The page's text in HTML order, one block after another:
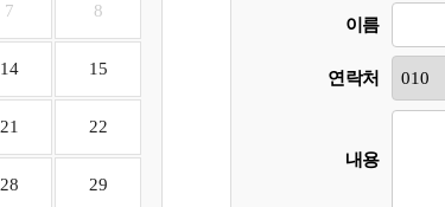
7 8
14 15
21 22
28 29
이름
연락처
내용